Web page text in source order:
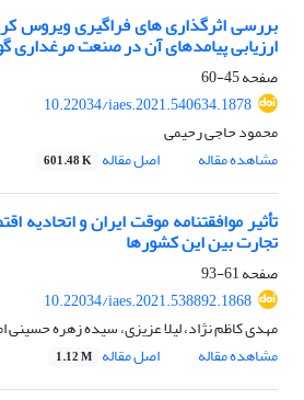
بررسی اثرگذاری های فراگیری ویروس
ارزیابی پیامدهای آن در صنعت
صفحه45-60
10.22034/iaes.2021.540634.1878
محمود حاجی رحیمی
مشاهده مقاله
اصل مقاله 601.48 K
تأثیر موافقت‏نامه موقت ایران و اتحادیه
تجارت بین این کشورها
صفحه61-93
10.22034/iaes.2021.538892.1868
مهدی کاظم نژاد، لیلا عزیزی، سیده زهره حسینی
مشاهده مقاله
اصل مقاله 1.12 M